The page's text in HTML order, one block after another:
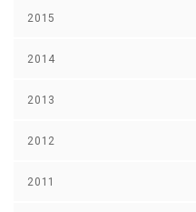
2015
2014
2013
2012
2011